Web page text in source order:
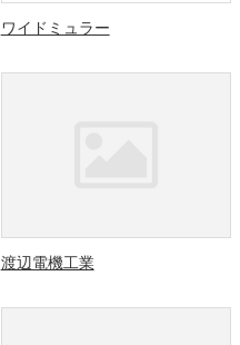
ワイドミュラー
渡辺電機工業